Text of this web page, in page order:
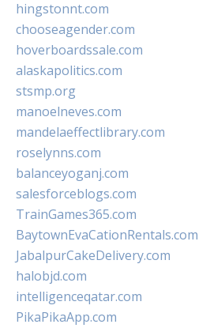
hingstonnt.com
chooseagender.com
hoverboardssale.com
alaskapolitics.com
stsmp.org
manoelneves.com
mandelaeffectlibrary.com
roselynns.com
balanceyoganj.com
salesforceblogs.com
TrainGames365.com
BaytownEvaCationRentals.com
JabalpurCakeDelivery.com
halobjd.com
intelligenceqatar.com
PikaPikaApp.com